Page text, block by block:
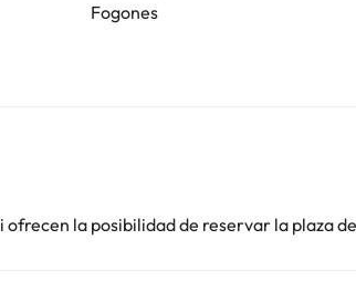
Fogones
la posibilidad de reservar la plaza